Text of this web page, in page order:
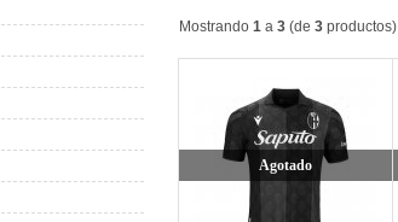
Mostrando 1 a 3 (de 3 productos)
Agotado